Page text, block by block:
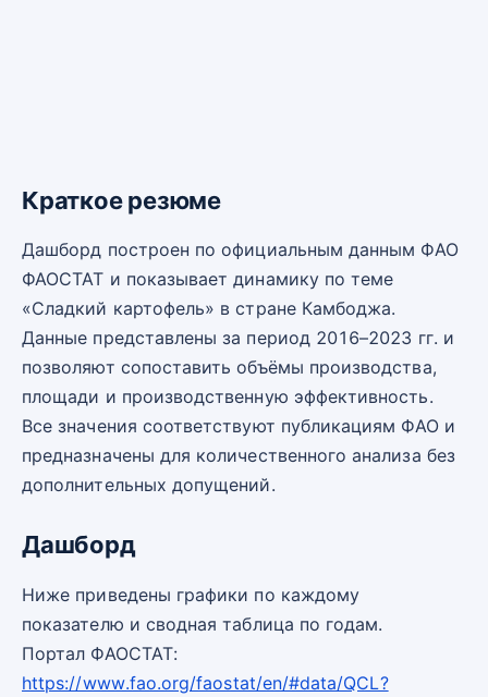
Краткое резюме
Дашборд построен по официальным данным ФАО
ФАОСТАТ и показывает динамику по теме
«Сладкий картофель» в стране Камбоджа.
Данные представлены за период 2016–2023 гг. и
позволяют сопоставить объёмы производства,
площади и производственную эффективность.
Все значения соответствуют публикациям ФАО и
предназначены для количественного анализа без
дополнительных допущений.
Дашборд
Ниже приведены графики по каждому
показателю и сводная таблица по годам.
Портал ФАОСТАТ:
https://www.fao.org/faostat/en/#data/QCL?